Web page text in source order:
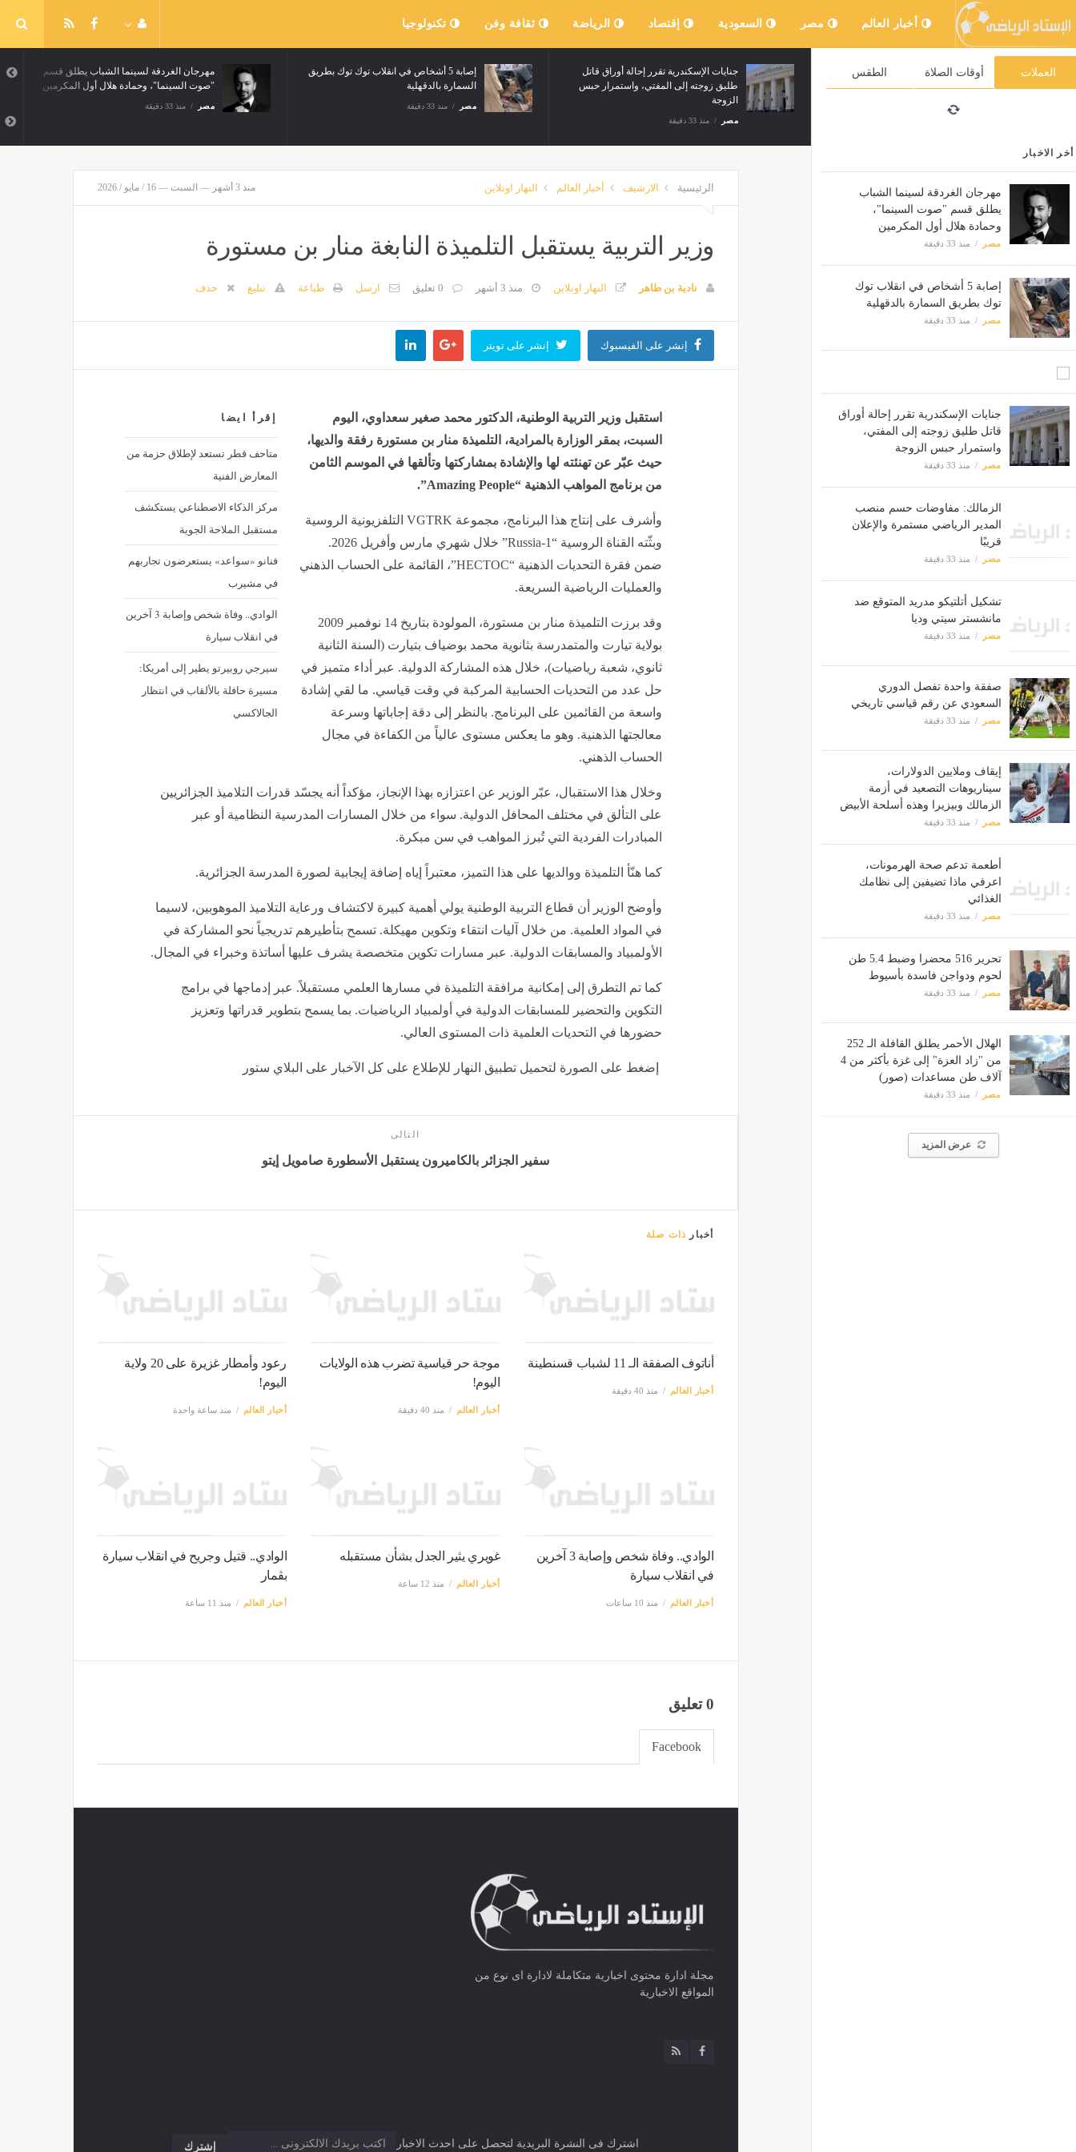
أخبار العالم مصر السعودية إقتصاد الرياضة ثقافة وفن تكنولوجيا
العملات أوقات الصلاة الطقس
أخر الاخبار
مهرجان الغردقة لسينما الشباب
يطلق قسم "صوت السينما"،
وحمادة هلال أول المكرمين
مصر منذ 33 دقيقة
إصابة 5 أشخاص في انقلاب توك
توك بطريق السمارة بالدقهلية
مصر منذ 33 دقيقة
جنايات الإسكندرية تقرر إحالة أوراق
قاتل طليق زوجته إلى المفتي،
واستمرار حبس الزوجة
مصر منذ 33 دقيقة
الزمالك: مفاوضات حسم منصب
المدير الرياضي مستمرة والإعلان
قريبًا
مصر منذ 33 دقيقة
تشكيل أتلتيكو مدريد المتوقع ضد
مانشستر سيتي وديا
مصر منذ 33 دقيقة
صفقة واحدة تفصل الدوري
السعودي عن رقم قياسي تاريخي
مصر منذ 33 دقيقة
إيقاف وملايين الدولارات،
سيناريوهات التصعيد في أزمة
الزمالك وبيزيرا وهذه أسلحة الأبيض
مصر منذ 33 دقيقة
أطعمة تدعم صحة الهرمونات،
اعرفي ماذا تضيفين إلى نظامك
الغذائي
مصر منذ 33 دقيقة
تحرير 516 محضرا وضبط 5.4 طن
لحوم ودواجن فاسدة بأسيوط
مصر منذ 33 دقيقة
الهلال الأحمر يطلق القافلة الـ 252
من "زاد العزة" إلى غزة بأكثر من 4
آلاف طن مساعدات (صور)
مصر منذ 33 دقيقة
عرض المزيد
مهرجان الغردقة لسينما الشباب يطلق قسم
"صوت السينما"، وحمادة هلال أول المكرمين
مصر منذ 33 دقيقة
إصابة 5 أشخاص في انقلاب توك توك بطريق
السمارة بالدقهلية
مصر منذ 33 دقيقة
جنايات الإسكندرية تقرر إحالة أوراق قاتل
طليق زوجته إلى المفتي، واستمرار حبس
الزوجة
مصر منذ 33 دقيقة
الزمالك: مفاوضات حسم منصب المدير
الرياضي مستمرة والإعلان قريبًا
منذ 33 دقيقة
الرئيسية الارشيف أخبار العالم النهار اونلاين منذ 3 أشهر — السبت — 16 / مايو / 2026
وزير التربية يستقبل التلميذة النابغة منار بن مستورة
نادية بن طاهر النهار اونلاين منذ 3 أشهر 0 تعليق ارسل طباعة تبليغ حذف
إنشر على الفيسبوك إنشر على تويتر
إقرأ ايضا
متاحف قطر تستعد لإطلاق حزمة من
المعارض الفنية
مركز الذكاء الاصطناعي يستكشف
مستقبل الملاحة الجوية
فنانو «سواعد» يستعرضون تجاربهم
في مشيرب
الوادي.. وفاة شخص وإصابة 3 آخرين
في انقلاب سيارة
سيرجي روبيرتو يطير إلى أمريكا:
مسيرة حافلة بالألقاب في انتظار
الجالاكسي
استقبل وزير التربية الوطنية، الدكتور محمد صغير سعداوي، اليوم
السبت، بمقر الوزارة بالمرادية، التلميذة منار بن مستورة رفقة والديها،
حيث عبّر عن تهنئته لها والإشادة بمشاركتها وتألقها في الموسم الثامن
من برنامج المواهب الذهنية “Amazing People”.
وأشرف على إنتاج هذا البرنامج، مجموعة VGTRK التلفزيونية الروسية
وبثّته القناة الروسية “Russia-1” خلال شهري مارس وأفريل 2026.
ضمن فقرة التحديات الذهنية “HECTOC”، القائمة على الحساب الذهني
والعمليات الرياضية السريعة.
وقد برزت التلميذة منار بن مستورة، المولودة بتاريخ 14 نوفمبر 2009
بولاية تيارت والمتمدرسة بثانوية محمد بوضياف بتيارت (السنة الثانية
ثانوي، شعبة رياضيات)، خلال هذه المشاركة الدولية. عبر أداء متميز في
حل عدد من التحديات الحسابية المركبة في وقت قياسي. ما لقي إشادة
واسعة من القائمين على البرنامج. بالنظر إلى دقة إجاباتها وسرعة
معالجتها الذهنية. وهو ما يعكس مستوى عالياً من الكفاءة في مجال
الحساب الذهني.
وخلال هذا الاستقبال، عبّر الوزير عن اعتزازه بهذا الإنجاز، مؤكداً أنه يجسّد قدرات التلاميذ الجزائريين
على التألق في مختلف المحافل الدولية. سواء من خلال المسارات المدرسية النظامية أو عبر
المبادرات الفردية التي تُبرز المواهب في سن مبكرة.
كما هنّأ التلميذة ووالديها على هذا التميز، معتبراً إياه إضافة إيجابية لصورة المدرسة الجزائرية.
وأوضح الوزير أن قطاع التربية الوطنية يولي أهمية كبيرة لاكتشاف ورعاية التلاميذ الموهوبين، لاسيما
في المواد العلمية. من خلال آليات انتقاء وتكوين مهيكلة. تسمح بتأطيرهم تدريجياً نحو المشاركة في
الأولمبياد والمسابقات الدولية. عبر مسارات تكوين متخصصة يشرف عليها أساتذة وخبراء في المجال.
كما تم التطرق إلى إمكانية مرافقة التلميذة في مسارها العلمي مستقبلاً. عبر إدماجها في برامج
التكوين والتحضير للمسابقات الدولية في أولمبياد الرياضيات. بما يسمح بتطوير قدراتها وتعزيز
حضورها في التحديات العلمية ذات المستوى العالي.
إضغط على الصورة لتحميل تطبيق النهار للإطلاع على كل الآخبار على البلاي ستور
التالى
سفير الجزائر بالكاميرون يستقبل الأسطورة صامويل إيتو
أخبار ذات صلة
أناتوف الصفقة الـ 11 لشباب قسنطينة
أخبار العالم منذ 40 دقيقة
موجة حر قياسية تضرب هذه الولايات
اليوم!
أخبار العالم منذ 40 دقيقة
رعود وأمطار غزيرة على 20 ولاية
اليوم!
أخبار العالم منذ ساعة واحدة
الوادي.. وفاة شخص وإصابة 3 آخرين
في انقلاب سيارة
أخبار العالم منذ 10 ساعات
غويري يثير الجدل بشأن مستقبله
أخبار العالم منذ 12 ساعة
الوادي.. قتيل وجريح في انقلاب سيارة
بڨمار
أخبار العالم منذ 11 ساعة
0 تعليق
Facebook
مجلة ادارة محتوى اخبارية متكاملة لادارة اى نوع من
المواقع الاخبارية
اشترك فى النشرة البريدية لتحصل على احدث الاخبار